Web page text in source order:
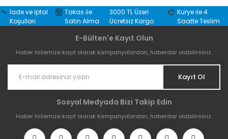
İade ve İptal
Koşulları
Takas ile
Satın Alma
3000 TL Üzeri
Ücretsiz Kargo
Kurye ile 4
Saatte Teslim
E-Bülten'e Kayıt Olun
Haber listemize kayıt olarak kampanyalardan, haberdar olabilirsiniz.
Kayıt Ol
Sosyal Medyada Bizi Takip Edin
Haber listemize kayıt olarak kampanyalardan, haberdar olabilirsiniz.